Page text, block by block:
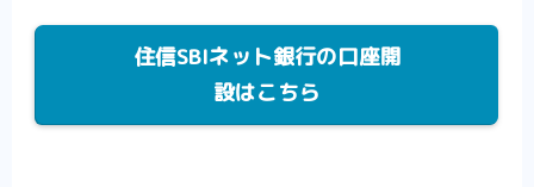
住信SBIネット銀行の口座開
設はこちら